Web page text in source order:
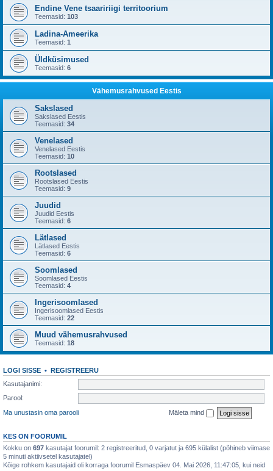
Endine Vene tsaaririigi territoorium
Teemasid: 103
Ladina-Ameerika
Teemasid: 1
Üldküsimused
Teemasid: 6
Vähemusrahvused Eestis
Sakslased
Sakslased Eestis
Teemasid: 34
Venelased
Venelased Eestis
Teemasid: 10
Rootslased
Rootslased Eestis
Teemasid: 9
Juudid
Juudid Eestis
Teemasid: 6
Lätlased
Lätlased Eestis
Teemasid: 6
Soomlased
Soomlased Eestis
Teemasid: 4
Ingerisoomlased
Ingerisoomlased Eestis
Teemasid: 22
Muud vähemusrahvused
Teemasid: 18
LOGI SISSE • REGISTREERU
Kasutajanimi:
Parool:
Ma unustasin oma parooli
Mäleta mind
KES ON FOORUMIL
Kokku on 697 kasutajat foorumil: 2 registreeritud, 0 varjatut ja 695 külalist (põhineb viimase
5 minuti aktiivsetel kasutajatel)
Kõige rohkem kasutajaid oli korraga foorumil Esmaspäev 04. Mai 2026, 11:47:05, kui neid